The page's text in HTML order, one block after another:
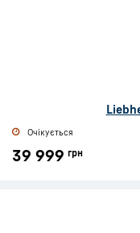
Очікується
39 999 грн